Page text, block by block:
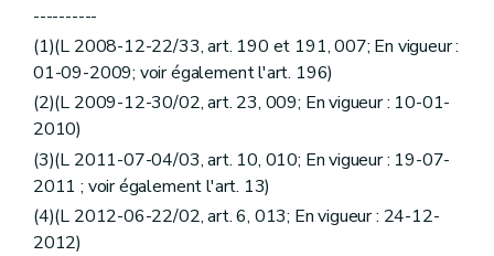
----------
(1)(L 2008-12-22/33, art. 190 et 191, 007; En vigueur :
01-09-2009; voir également l'art. 196)
(2)(L 2009-12-30/02, art. 23, 009; En vigueur : 10-01-
2010)
(3)(L 2011-07-04/03, art. 10, 010; En vigueur : 19-07-
2011 ; voir également l'art. 13)
(4)(L 2012-06-22/02, art. 6, 013; En vigueur : 24-12-
2012)